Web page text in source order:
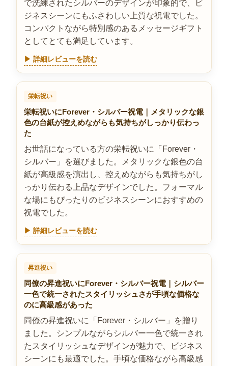
で洗練されたシルバーのデザインが印象的で、ビ
ジネスシーンにもふさわしい上質な祝電でした。
コンパクトながら特別感のあるメッセージギフト
としてとても満足しています。
▶ 詳細レビューを読む
栄転祝い
栄転祝いにForever・シルバー祝電｜メタリックな銀
色の台紙が控えめながらも気持ちがしっかり伝わっ
た
お世話になっている方の栄転祝いに「Forever・
シルバー」を選びました。メタリックな銀色の台
紙が高級感を演出し、控えめながらも気持ちがし
っかり伝わる上品なデザインでした。フォーマル
な場にもぴったりのビジネスシーンにおすすめの
祝電でした。
▶ 詳細レビューを読む
昇進祝い
同僚の昇進祝いにForever・シルバー祝電｜シルバー
一色で統一されたスタイリッシュさが手頃な価格な
のに高級感があった
同僚の昇進祝いに「Forever・シルバー」を贈り
ました。シンプルながらシルバー一色で統一され
たスタイリッシュなデザインが魅力で、ビジネス
シーンにも最適でした。手頃な価格ながら高級感